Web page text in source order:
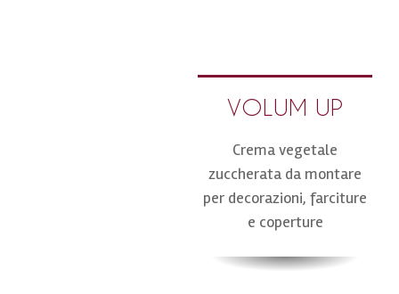
VOLUM UP
Crema vegetale
zuccherata da montare
per decorazioni, farciture
e coperture